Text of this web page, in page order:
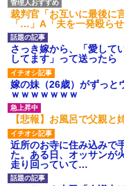
【悲報】佐藤輝明・・・
でも盛大にやらかす←あ
しませないでくれ
裁判官「お互いに最後に
「…」A「夫を一発殴ら
さっき嫁から、「愛して
してます」って送ったら
嫁の妹（26歳）がずっと
ｗｗｗｗｗｗｗ
【悲報】お風呂で父親
近所のお寺に住み込みで
た。ある日、オッサンが
走り回っていて…